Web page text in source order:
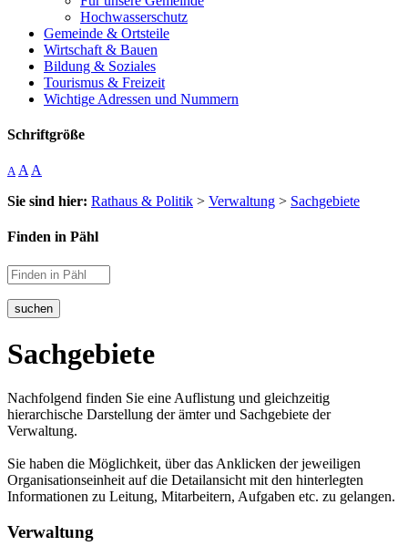
Hochwasserschutz
Gemeinde & Ortsteile
Wirtschaft & Bauen
Bildung & Soziales
Tourismus & Freizeit
Wichtige Adressen und Nummern
Schriftgröße
A A A
Sie sind hier: Rathaus & Politik > Verwaltung > Sachgebiete
Finden in Pähl
suchen
Sachgebiete
Nachfolgend finden Sie eine Auflistung und gleichzeitig
hierarchische Darstellung der ämter und Sachgebiete der
Verwaltung.
Sie haben die Möglichkeit, über das Anklicken der jeweiligen
Organisationseinheit auf die Detailansicht mit den hinterlegten
Informationen zu Leitung, Mitarbeitern, Aufgaben etc. zu gelangen.
Verwaltung